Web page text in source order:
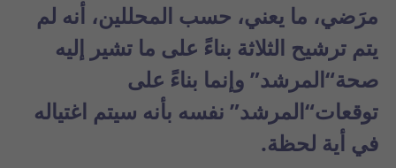
مرَضي، ما يعني، حسب المحللين، أنه لم
يتم ترشيح الثلاثة بناءً على ما تشير إليه
صحة“المرشد” وإنما بناءً على
توقعات“المرشد” نفسه بأنه سيتم اغتياله
في أية لحظة.